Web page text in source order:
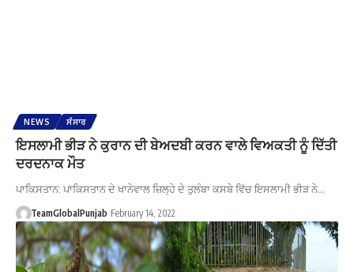
NEWS ਸੰਸਾਰ
ਇਸਲਾਮੀ ਭੀੜ ਨੇ ਕੁਰਾਨ ਦੀ ਬੇਅਦਬੀ ਕਰਨ ਵਾਲੇ ਵਿਅਕਤੀ ਨੂੰ ਦਿੱਤੀ
ਦਰਦਨਾਕ ਮੌਤ
ਪਾਕਿਸਤਾਨ: ਪਾਕਿਸਤਾਨ ਦੇ ਖਾਨੇਵਾਲ ਜ਼ਿਲ੍ਹੇ ਦੇ ਤੁਲੰਬਾ ਕਸਬੇ ਵਿੱਚ ਇਸਲਾਮੀ ਭੀੜ ਨੇ…
TeamGlobalPunjab February 14, 2022